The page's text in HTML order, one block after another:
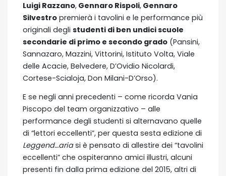
Luigi Razzano, Gennaro Rispoli, Gennaro
Silvestro premierà i tavolini e le performance più
originali degli studenti di ben undici scuole
secondarie di primo e secondo grado (Pansini,
Sannazaro, Mazzini, Vittorini, Istituto Volta, Viale
delle Acacie, Belvedere, D’Ovidio Nicolardi,
Cortese-Scialoja, Don Milani-D’Orso).
E se negli anni precedenti – come ricorda Vania
Piscopo del team organizzativo – alle
performance degli studenti si alternavano quelle
di “lettori eccellenti”, per questa sesta edizione di
Leggend…ariasi è pensato di allestire dei “tavolini
eccellenti” che ospiteranno amici illustri, alcuni
presenti fin dalla prima edizione del 2015, altri di